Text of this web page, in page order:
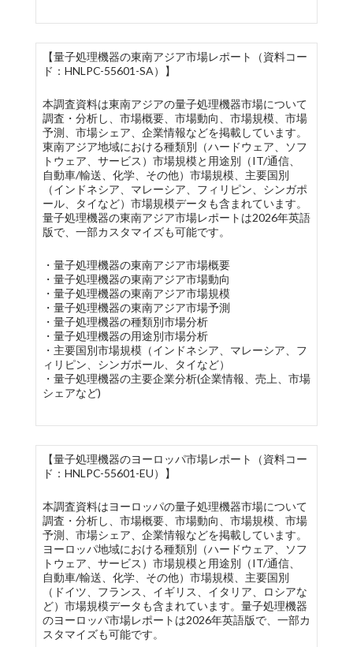
【量子処理機器の東南アジア市場レポート（資料コー
ド：HNLPC-55601-SA）】
本調査資料は東南アジアの量子処理機器市場について
調査・分析し、市場概要、市場動向、市場規模、市場
予測、市場シェア、企業情報などを掲載しています。
東南アジア地域における種類別（ハードウェア、ソフ
トウェア、サービス）市場規模と用途別（IT/通信、
自動車/輸送、化学、その他）市場規模、主要国別
（インドネシア、マレーシア、フィリピン、シンガポ
ール、タイなど）市場規模データも含まれています。
量子処理機器の東南アジア市場レポートは2026年英語
版で、一部カスタマイズも可能です。
・量子処理機器の東南アジア市場概要
・量子処理機器の東南アジア市場動向
・量子処理機器の東南アジア市場規模
・量子処理機器の東南アジア市場予測
・量子処理機器の種類別市場分析
・量子処理機器の用途別市場分析
・主要国別市場規模（インドネシア、マレーシア、フ
ィリピン、シンガポール、タイなど）
・量子処理機器の主要企業分析(企業情報、売上、市場
シェアなど)
【量子処理機器のヨーロッパ市場レポート（資料コー
ド：HNLPC-55601-EU）】
本調査資料はヨーロッパの量子処理機器市場について
調査・分析し、市場概要、市場動向、市場規模、市場
予測、市場シェア、企業情報などを掲載しています。
ヨーロッパ地域における種類別（ハードウェア、ソフ
トウェア、サービス）市場規模と用途別（IT/通信、
自動車/輸送、化学、その他）市場規模、主要国別
（ドイツ、フランス、イギリス、イタリア、ロシアな
ど）市場規模データも含まれています。量子処理機器
のヨーロッパ市場レポートは2026年英語版で、一部カ
スタマイズも可能です。